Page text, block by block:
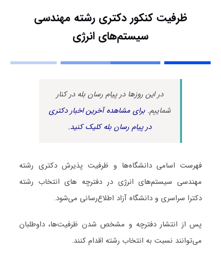
ظرفیت کنکور دکتری رشته مهندسی
سیستم‌های انرژی
در این روزها در پیام رسان بله در کنار
شماییم.برای مشاهده آخرین اخبار دکتری
در پیام رسان بله کلیک کنید.
فهرست اسامی دانشگاه‌ها و ظرفیت پذیرش دکتری رشته
مهندسی سیستم‌های انرژی در دفترچه های انتخاب رشته
دکترا سراسری و دانشگاه آزاد اطلاع‌رسانی می‌شود.
پس از انتشار دفترچه و مشخص شدن ظرفیت‌ها، داوطلبان
می‌توانند نسبت به انتخاب رشته اقدام کنند.